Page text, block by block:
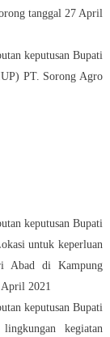
tanggal 27 April
keputusan Bupati
PT. Sorong Agro
keputusan Bupati
untuk keperluan
Abad di Kampung
2021
keputusan Bupati
kegiatan